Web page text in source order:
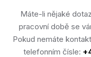
Máte-li nějaké
pracovní době se
Pokud nemáte
telefonním čísle: